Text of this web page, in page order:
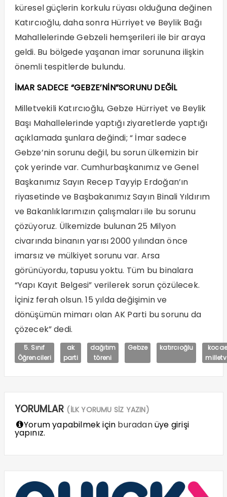
küresel güçlerin korkulu rüyası olduğuna değinen
Katırcıoğlu, daha sonra Hürriyet ve Beylik Bağı
Mahallelerinde Gebzeli hemşerileri ile bir araya
geldi. Bu bölgede yaşanan imar sorununa ilişkin
önemli tespitlerde bulundu.
İMAR SADECE “GEBZE’NİN”SORUNU DEĞİL
Milletvekili Katırcıoğlu, Gebze Hürriyet ve Beylik
Başı Mahallelerinde yaptığı ziyaretlerde yaptığı
açıklamada şunlara değindi; “ İmar sadece
Gebze’nin sorunu değil, bu sorun ülkemizin bir
çok yerinde var. Cumhurbaşkanımız ve Genel
Başkanımız Sayın Recep Tayyip Erdoğan’ın
riyasetinde ve Başbakanımız Sayın Binali Yıldırım
ve Bakanlıklarımızın çalışmaları ile bu sorunu
çözüyoruz. Ülkemizde bulunan 25 Milyon
civarında binanın yarısı 2000 yılından önce
imarsız ve mülkiyet sorunu var. Arsa
görünüyordu, tapusu yoktu. Tüm bu binalara
“Yapı Kayıt Belgesi” verilerek sorun çözülecek.
İçiniz ferah olsun. 15 yılda değişimin ve
dönüşümün mimarı olan AK Parti bu sorunu da
çözecek” dedi.
5. Sınıf
Öğrencileri
ak
parti
dağıtım
töreni
Gebze katırcıoğlu
YORUMLAR (İLK YORUMU SİZ YAZIN)
Yorum yapabilmek için buradanüye girişi
yapınız.